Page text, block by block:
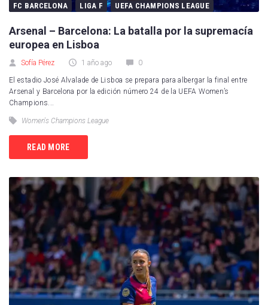
FC BARCELONA LIGA F UEFA CHAMPIONS LEAGUE
Arsenal – Barcelona: La batalla por la supremacía
europea en Lisboa
Sofía Pérez 1 año ago 0
El estadio José Alvalade de Lisboa se prepara para albergar la final entre
Arsenal y Barcelona por la edición número 24 de la UEFA Women’s
Champions...
Women's Champions League
READ MORE